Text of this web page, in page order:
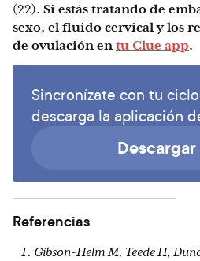
(22). Si estás tratando de
sexo, el fluido cervical y los
de ovulación en tu Clue app.
Sincronízate con tu
descarga la aplicación
Referencias
Gibson-Helm M, Teede H,